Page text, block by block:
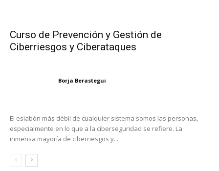
Curso de Prevención y Gestión de
Ciberriesgos y Ciberataques
Borja Berastegui
El eslabón más débil de cualquier sistema somos las personas,
especialmente en lo que a la ciberseguridad se refiere. La
inmensa mayoría de ciberriesgos y...